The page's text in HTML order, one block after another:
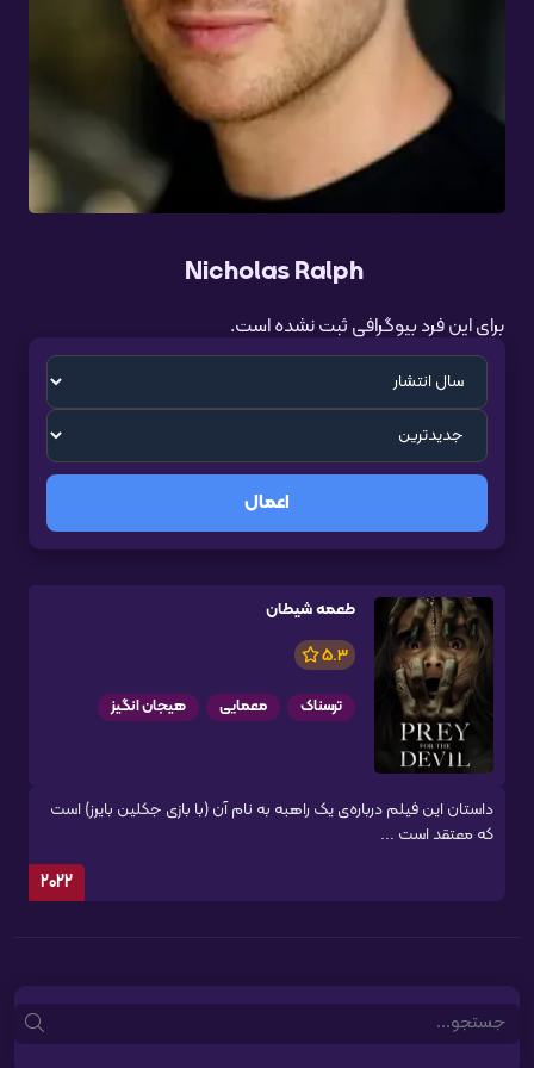
Nicholas Ralph
برای این فرد بیوگرافی ثبت نشده است.
اعمال
طعمه شیطان
5.3
ترسناک معمایی هیجان انگیز
داستان این فیلم درباره‌ی یک راهبه به نام آن (با بازی جکلین بایرز) است
که معتقد است ...
2022
Search